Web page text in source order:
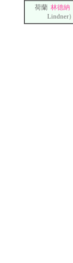
荷蘭 林德納
Lindner）